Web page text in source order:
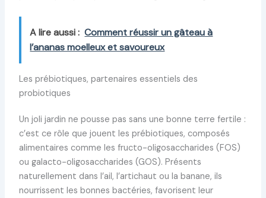
A lire aussi : Comment réussir un gâteau à
l’ananas moelleux et savoureux
Les prébiotiques, partenaires essentiels des
probiotiques
Un joli jardin ne pousse pas sans une bonne terre fertile :
c’est ce rôle que jouent les prébiotiques, composés
alimentaires comme les fructo-oligosaccharides (FOS)
ou galacto-oligosaccharides (GOS). Présents
naturellement dans l’ail, l’artichaut ou la banane, ils
nourrissent les bonnes bactéries, favorisent leur